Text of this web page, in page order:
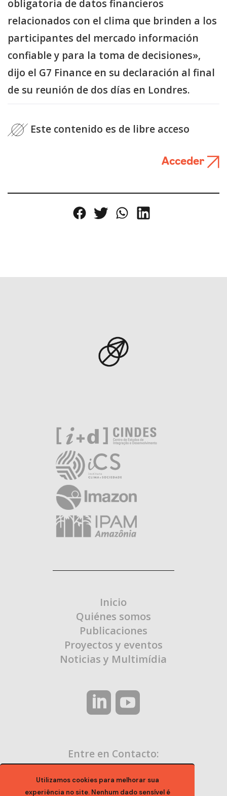
Utilizamos cookies para melhorar sua
experiência no site. Nenhum dado sensível é
obligatoria de datos financieros
relacionados con el clima que brinden a los
participantes del mercado información
confiable y para la toma de decisiones»,
dijo el G7 Finance en su declaración al final
de su reunión de dos días en Londres.
Este contenido es de libre acceso
Acceder
Inicio
Quiénes somos
Publicaciones
Proyectos y eventos
Noticias y Multimídia
Entre en Contacto: